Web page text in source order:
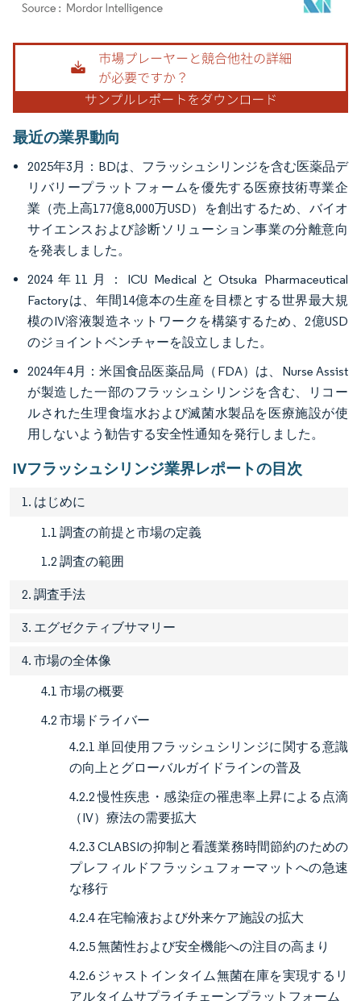
画像 © Mordor Intelligence。再利用にはCC BY 4.0の表示が必要です。
最近の業界動向
2025年3月：BDは、フラッシュシリンジを含む医薬品デ
リバリープラットフォームを優先する医療技術専業企
業（売上高177億8,000万USD）を創出するため、バイオ
サイエンスおよび診断ソリューション事業の分離意向
を発表しました。
2024年11月：ICU MedicalとOtsuka Pharmaceutical
Factoryは、年間14億本の生産を目標とする世界最大規
模のIV溶液製造ネットワークを構築するため、2億USD
のジョイントベンチャーを設立しました。
2024年4月：米国食品医薬品局（FDA）は、Nurse Assist
が製造した一部のフラッシュシリンジを含む、リコー
ルされた生理食塩水および滅菌水製品を医療施設が使
用しないよう勧告する安全性通知を発行しました。
IVフラッシュシリンジ業界レポートの目次
1. はじめに
1.1 調査の前提と市場の定義
1.2 調査の範囲
2. 調査手法
3. エグゼクティブサマリー
4. 市場の全体像
4.1 市場の概要
4.2 市場ドライバー
4.2.1 単回使用フラッシュシリンジに関する意識
の向上とグローバルガイドラインの普及
4.2.2 慢性疾患・感染症の罹患率上昇による点滴
（IV）療法の需要拡大
4.2.3 CLABSIの抑制と看護業務時間節約のための
プレフィルドフラッシュフォーマットへの急速
な移行
4.2.4 在宅輸液および外来ケア施設の拡大
4.2.5 無菌性および安全機能への注目の高まり
4.2.6 ジャストインタイム無菌在庫を実現するリ
アルタイムサプライチェーンプラットフォーム